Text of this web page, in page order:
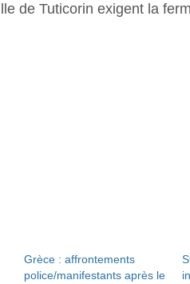
de Tuticorin exigent la
Grèce : affrontements
police/manifestants après le